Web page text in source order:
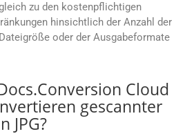
zu den kostenpflichtigen
hinsichtlich der Anzahl der
oder der Ausgabeformate
Cloud
gescannter
JPG?